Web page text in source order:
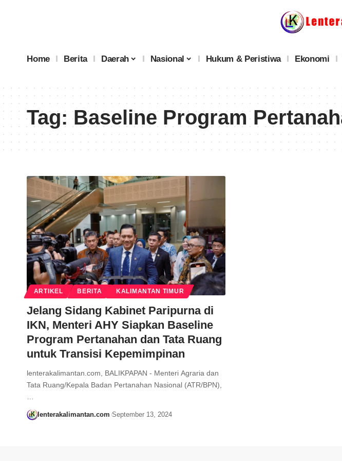
Home Berita Daerah Nasional Hukum & Peristiwa Ekonomi
Tag:Baseline Program
ARTIKEL BERITA KALIMANTAN TIMUR
Jelang Sidang Kabinet Paripurna di
IKN, Menteri AHY Siapkan Baseline
Program Pertanahan dan Tata Ruang
untuk Transisi Kepemimpinan
lenterakalimantan.com, BALIKPAPAN - Menteri Agraria dan
Tata Ruang/Kepala Badan Pertanahan Nasional (ATR/BPN),
…
lenterakalimantan.com September 13, 2024